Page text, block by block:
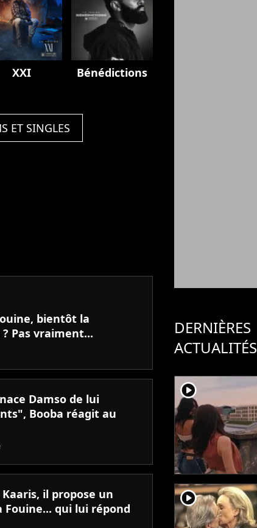
XXI Bénédictions
ET SINGLES
bientôt la
Pas vraiment...
Damso de lui
Booba réagit au
il propose un
Fouine... qui lui répond
DERNIÈRES
ACTUALITÉS
player2
player2